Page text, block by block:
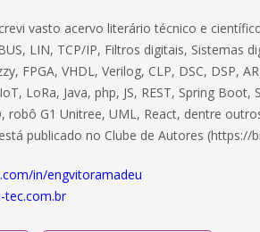
vasto acervo literário técnico e
LIN, TCP/IP, Filtros digitais, Sistemas
FPGA, VHDL, Verilog, CLP, DSC, DSP,
LoRa, Java, php, JS, REST, Spring Boot,
robô G1 Unitree, UML, React, dentre
publicado no Clube de Autores (https://
in/engvitoramadeu
tec.com.br